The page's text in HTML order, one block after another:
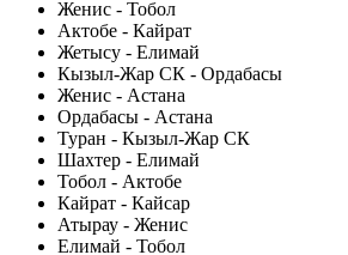
Женис - Тобол
Актобе - Кайрат
Жетысу - Елимай
Кызыл-Жар СК - Ордабасы
Женис - Астана
Ордабасы - Астана
Туран - Кызыл-Жар СК
Шахтер - Елимай
Тобол - Актобе
Кайрат - Кайсар
Атырау - Женис
Елимай - Тобол